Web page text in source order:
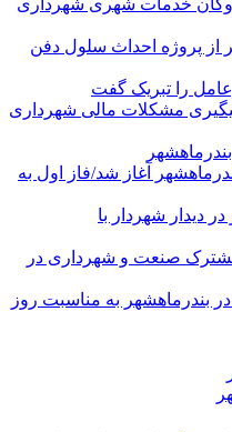
خدمات شهری شهرداری
از پروژه احداث سلول دفن
را تبریک گفت
مشکلات مالی شهرداری
بلوار۱۷شهریور بندرماهشهر آغاز شد/فاز اول به
دیدار شهردار با
مشترک صنعت و شهرداری در
بندرماهشهر به مناسبت روز